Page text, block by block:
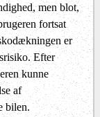
men blot,
fortsat
er
Efter
kunne
af
bilen.